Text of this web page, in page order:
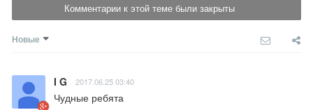
Комментарии к этой теме были закрыты
Новые
I G 2017.06.25 03:40
Чудные ребята